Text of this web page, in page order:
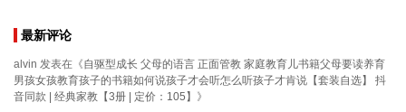
最新评论
alvin 发表在《自驱型成长 父母的语言 正面管教 家庭教育儿书籍父母要读养育
男孩女孩教育孩子的书籍如何说孩子才会听怎么听孩子才肯说【套装自选】 抖
音同款 | 经典家教【3册 | 定价：105】 》